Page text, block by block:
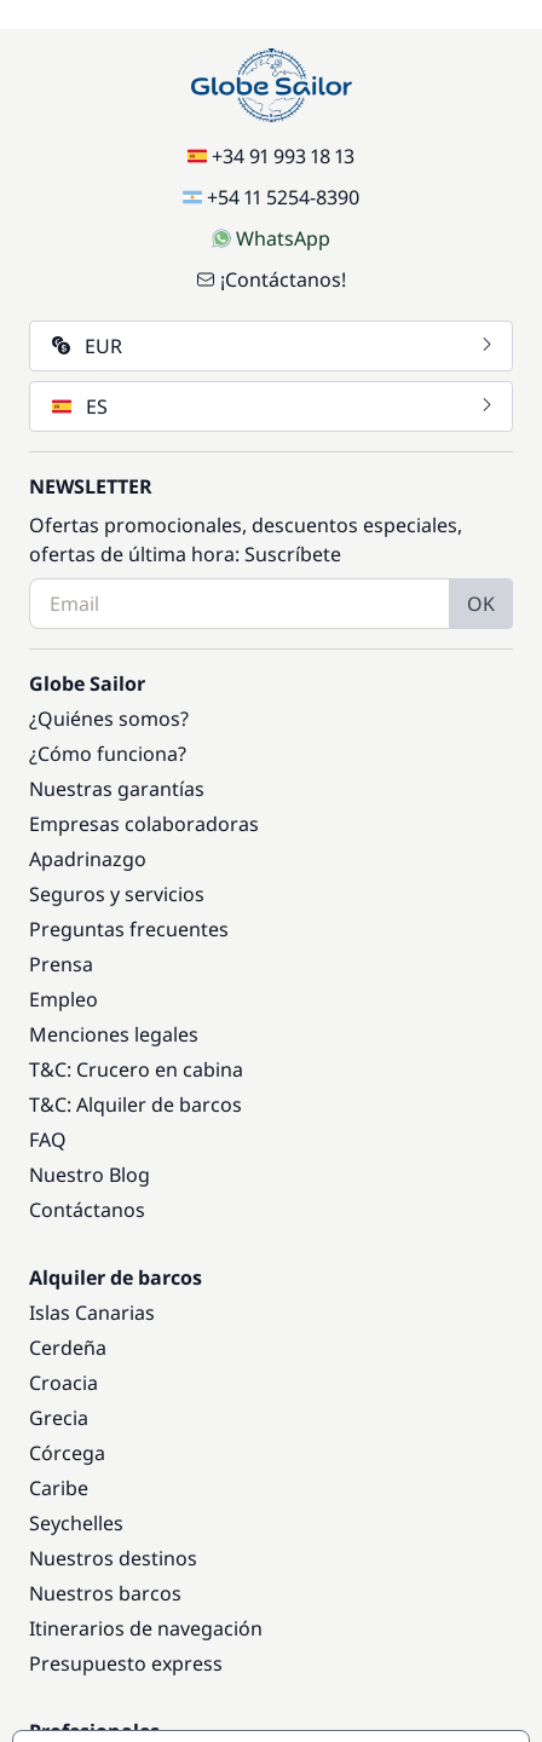
+34 91 993 18 13
+54 11 5254-8390
WhatsApp
¡Contáctanos!
EUR
ES
NEWSLETTER
Ofertas promocionales, descuentos especiales,
ofertas de última hora: Suscríbete
OK
Globe Sailor
¿Quiénes somos?
¿Cómo funciona?
Nuestras garantías
Empresas colaboradoras
Apadrinazgo
Seguros y servicios
Preguntas frecuentes
Prensa
Empleo
Menciones legales
T&C: Crucero en cabina
T&C: Alquiler de barcos
FAQ
Nuestro Blog
Contáctanos
Alquiler de barcos
Islas Canarias
Cerdeña
Croacia
Grecia
Córcega
Caribe
Seychelles
Nuestros destinos
Nuestros barcos
Itinerarios de navegación
Presupuesto express
Profesionales